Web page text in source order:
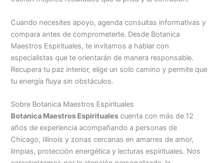
Cuando necesites apoyo, agenda consultas informativas y
compara antes de comprometerte. Desde Botanica
Maestros Espirituales, te invitamos a hablar con
especialistas que te orientarán de manera responsable.
Recupera tu paz interior, elige un solo camino y permite que
tu energía fluya sin obstáculos.
Sobre Botanica Maestros Espirituales
Botanica Maestros Espirituales cuenta con más de 12
años de experiencia acompañando a personas de
Chicago, Illinois y zonas cercanas en amarres de amor,
limpias, protección energética y lecturas espirituales. Nos